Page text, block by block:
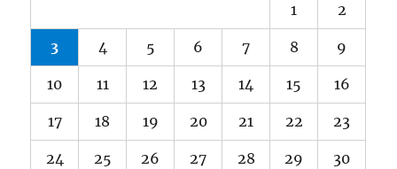
1 2
3 4 5 6 7 8 9
10 11 12 13 14 15 16
17 18 19 20 21 22 23
24 25 26 27 28 29 30